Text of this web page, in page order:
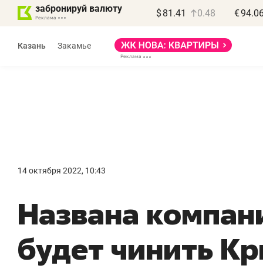
забронируй валюту $ 81.41 0.48 €
Казань Закамье
14 октября 2022, 10:43
Названа
будет чинить
правил, бизнес может
потерять минимум
Как бизнесу выйти на зарубежные